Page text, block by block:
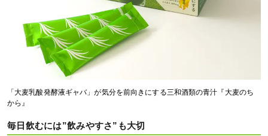
「大麦乳酸発酵液ギャバ」が気分を前向きにする三和酒類の青汁『大麦のち
から』
毎日飲むには”飲みやすさ”も大切